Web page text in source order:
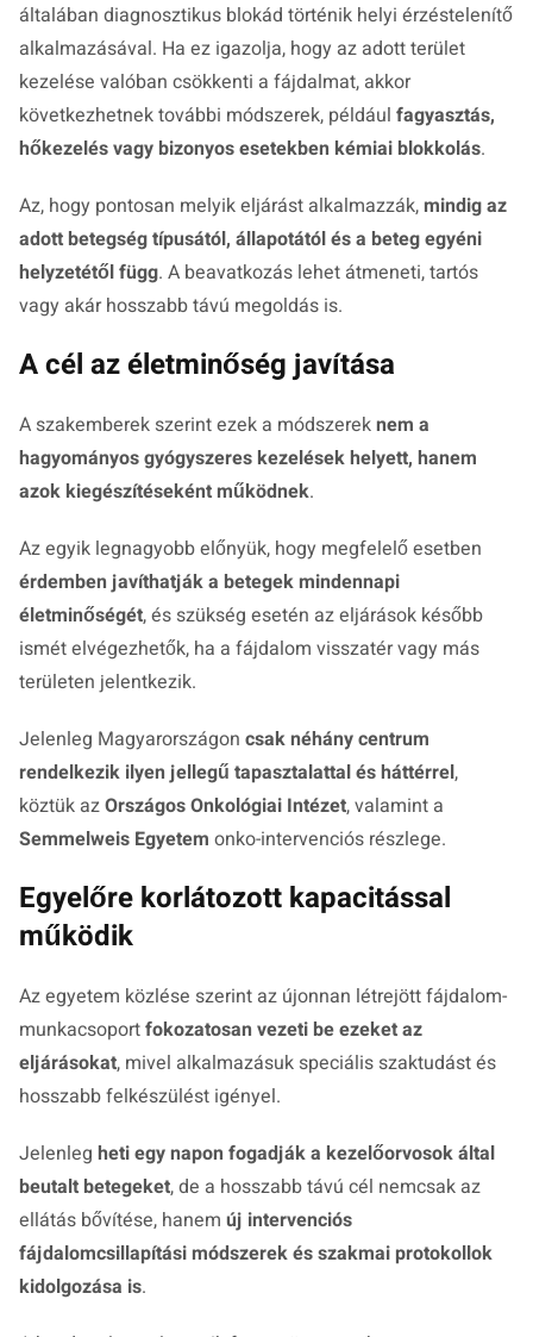
általában diagnosztikus blokád történik helyi érzéstelenítő
alkalmazásával. Ha ez igazolja, hogy az adott terület
kezelése valóban csökkenti a fájdalmat, akkor
következhetnek további módszerek, például fagyasztás,
hőkezelés vagy bizonyos esetekben kémiai blokkolás.
Az, hogy pontosan melyik eljárást alkalmazzák,mindig az
adott betegség típusától, állapotától és a beteg egyéni
helyzetétől függ. A beavatkozás lehet átmeneti, tartós
vagy akár hosszabb távú megoldás is.
A cél az életminőség javítása
A szakemberek szerint ezek a módszereknem a
hagyományos gyógyszeres kezelések helyett, hanem
azok kiegészítéseként működnek.
Az egyik legnagyobb előnyük, hogy megfelelő esetben
érdemben javíthatják a betegek mindennapi
életminőségét, és szükség esetén az eljárások később
ismét elvégezhetők, ha a fájdalom visszatér vagy más
területen jelentkezik.
Jelenleg Magyarországon csak néhány centrum
rendelkezik ilyen jellegű tapasztalattal és háttérrel,
köztük azOrszágos Onkológiai Intézet, valamint a
Semmelweis Egyetem onko-intervenciós részlege.
Egyelőre korlátozott kapacitással
működik
Az egyetem közlése szerint az újonnan létrejött fájdalom-
munkacsoportfokozatosan vezeti be ezeket az
eljárásokat, mivel alkalmazásuk speciális szaktudást és
hosszabb felkészülést igényel.
Jelenleg heti egy napon fogadják a kezelőorvosok által
beutalt betegeket, de a hosszabb távú cél nemcsak az
ellátás bővítése, hanem új intervenciós
fájdalomcsillapítási módszerek és szakmai protokollok
kidolgozása is.